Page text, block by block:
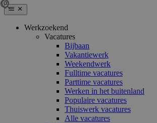
Werkzoekend
Vacatures
Bijbaan
Vakantiewerk
Weekendwerk
Fulltime vacatures
Parttime vacatures
Werken in het buitenland
Populaire vacatures
Thuiswerk vacatures
Alle vacatures